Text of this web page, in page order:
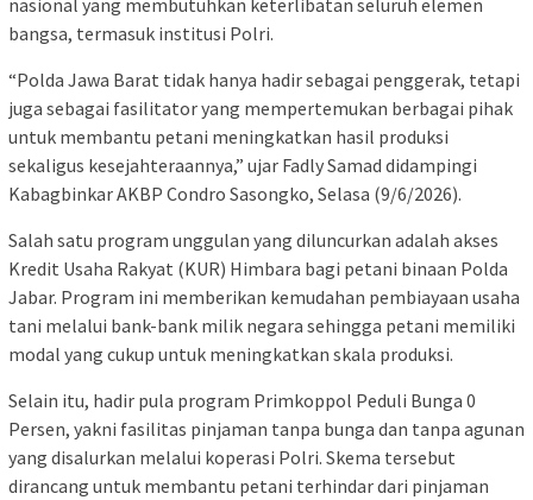
bangsa, termasuk institusi Polri.
“Polda Jawa Barat tidak hanya hadir sebagai penggerak, tetapi
juga sebagai fasilitator yang mempertemukan berbagai pihak
untuk membantu petani meningkatkan hasil produksi
sekaligus kesejahteraannya,” ujar Fadly Samad didampingi
Kabagbinkar AKBP Condro Sasongko, Selasa (9/6/2026).
Salah satu program unggulan yang diluncurkan adalah akses
Kredit Usaha Rakyat (KUR) Himbara bagi petani binaan Polda
Jabar. Program ini memberikan kemudahan pembiayaan usaha
tani melalui bank-bank milik negara sehingga petani memiliki
modal yang cukup untuk meningkatkan skala produksi.
Selain itu, hadir pula program Primkoppol Peduli Bunga 0
Persen, yakni fasilitas pinjaman tanpa bunga dan tanpa agunan
yang disalurkan melalui koperasi Polri. Skema tersebut
dirancang untuk membantu petani terhindar dari pinjaman